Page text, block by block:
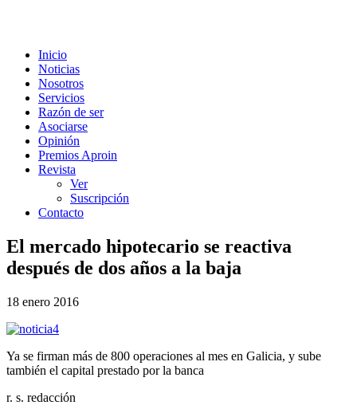
Inicio
Noticias
Nosotros
Servicios
Razón de ser
Asociarse
Opinión
Premios Aproin
Revista
Ver
Suscripción
Contacto
El mercado hipotecario se reactiva
después de dos años a la baja
18 enero 2016
Ya se firman más de 800 operaciones al mes en Galicia, y sube
también el capital prestado por la banca
r. s. redacción